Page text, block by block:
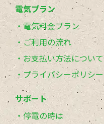
電気プラン
電気料金プラン
ご利用の流れ
お支払い方法について
プライバシーポリシー
サポート
停電の時は